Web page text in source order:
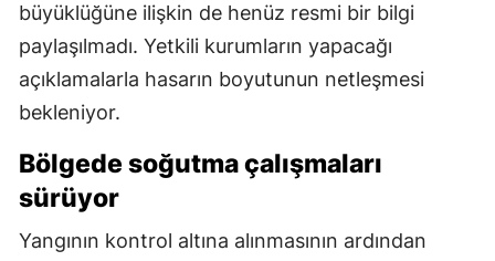
büyüklüğüne ilişkin de henüz resmi bir bilgi
paylaşılmadı. Yetkili kurumların yapacağı
açıklamalarla hasarın boyutunun netleşmesi
bekleniyor.
Bölgede soğutma çalışmaları
sürüyor
Yangının kontrol altına alınmasının ardından